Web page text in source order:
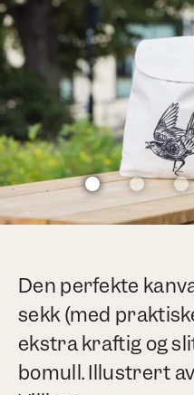
Den perfekte
sekk (med
ekstra kraftig og
bomull. Illustrert